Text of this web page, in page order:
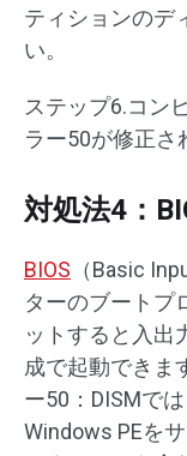
ティションのデ
い。
ステップ6.コン
ラー50が修正さ
対処法4：
BIOS （Basic
ターのブートプ
ットすると入出
成で起動できま
ー50：DISMで
Windows PEを